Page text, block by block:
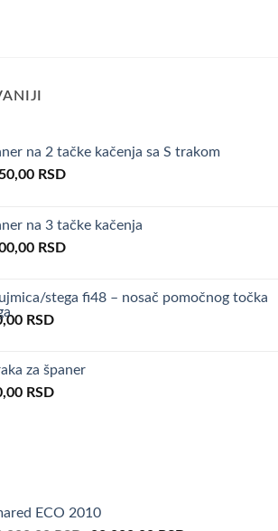
na 2 tačke kačenja sa S trakom
RSD
na 3 tačke kačenja
RSD
stega fi48 – nosač pomočnog točka
RSD
za španer
RSD
ECO 2010